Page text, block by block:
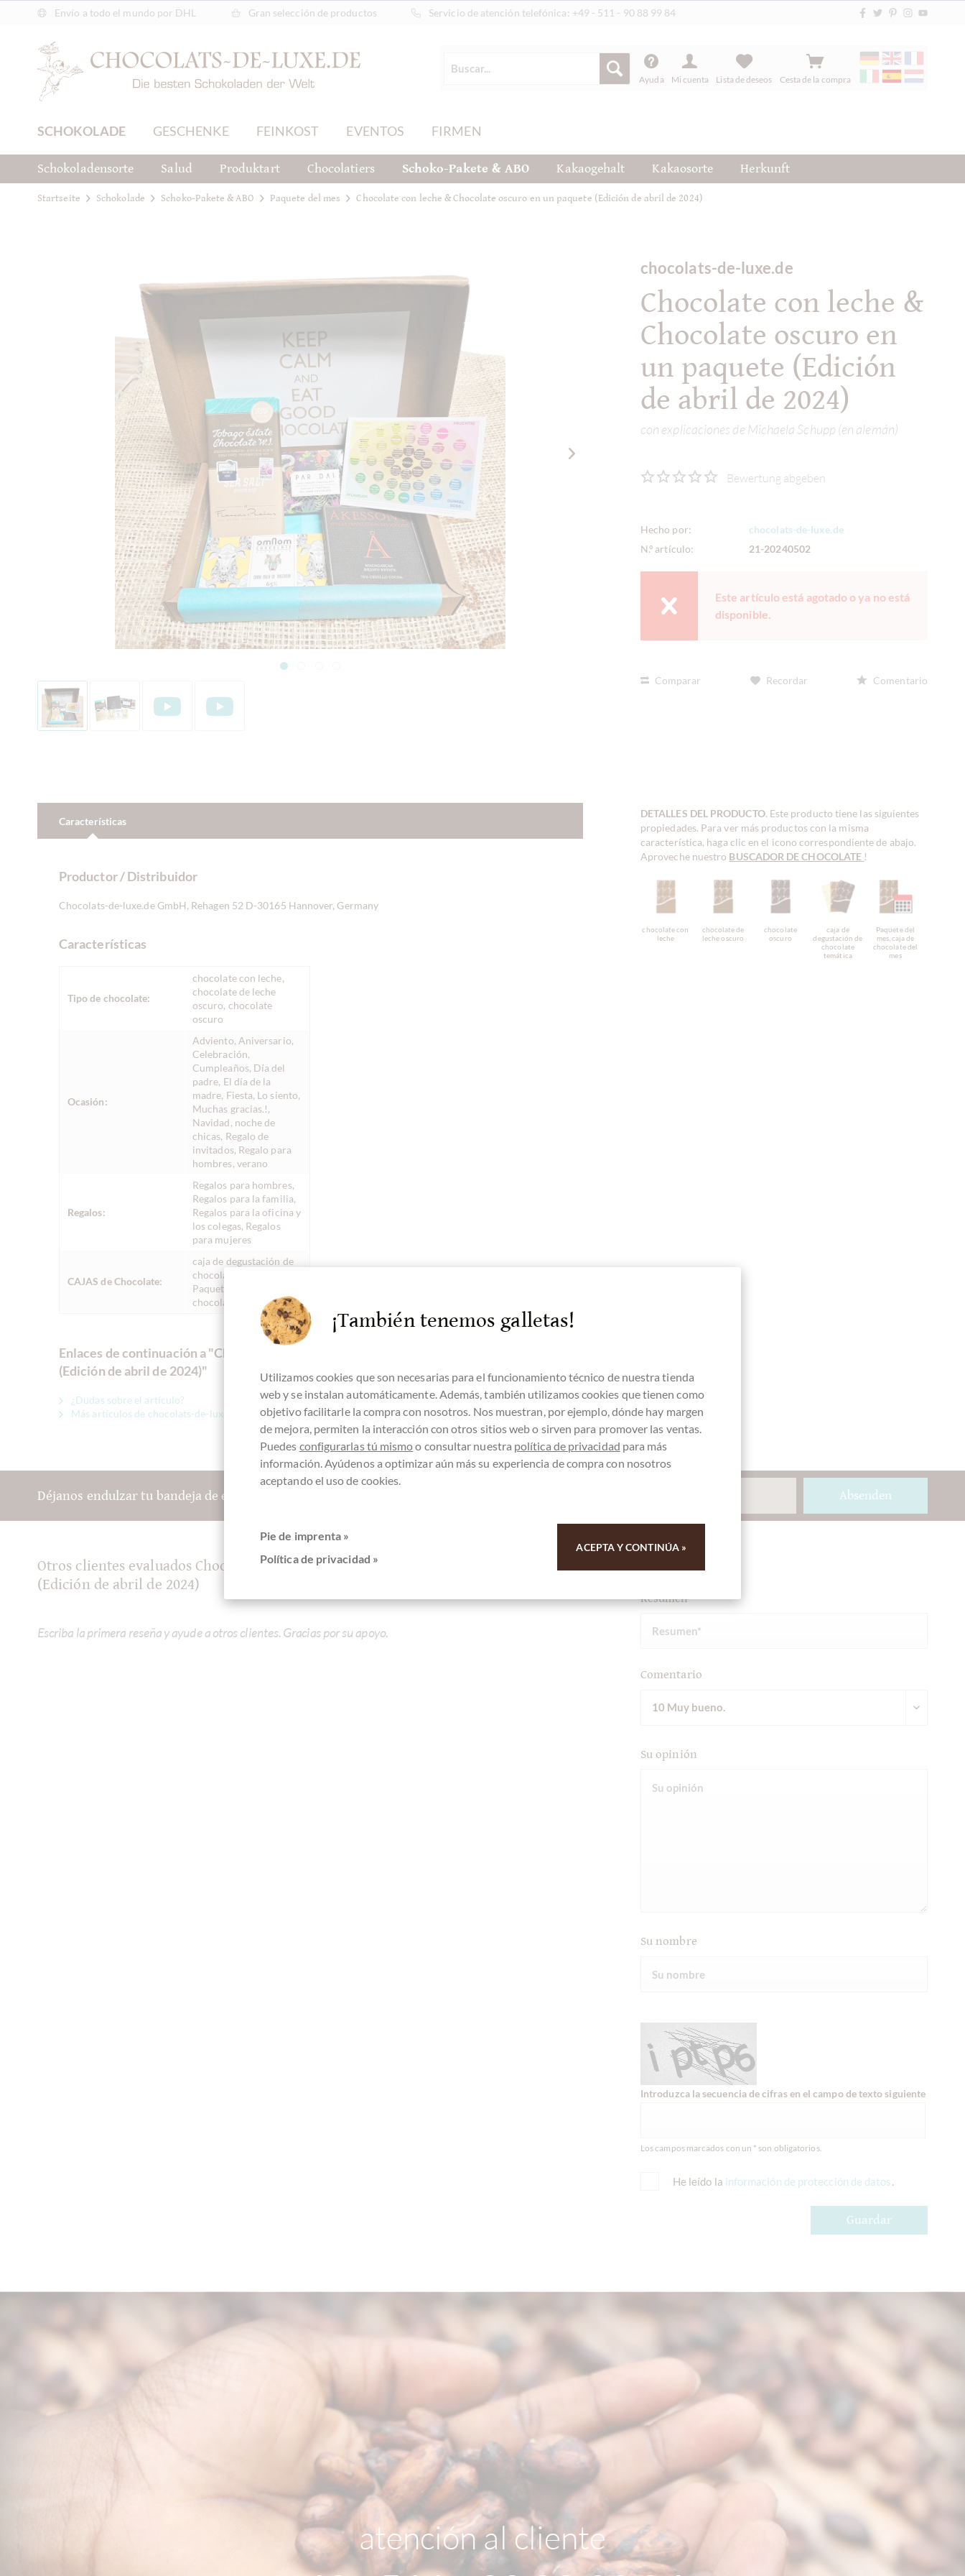
Envío a todo el mundo por DHL Gran selección de productos Servicio de atención telefónica: +49 - 511 - 90 88 99 84
Ayuda Mi cuenta Lista de deseos Cesta de la compra
SCHOKOLADE GESCHENKE FEINKOST EVENTOS FIRMEN
Schokoladensorte Salud Produktart Chocolatiers Schoko-Pakete & ABO Kakaogehalt Kakaosorte Herkunft
Startseite Schokolade Schoko-Pakete & ABO Paquete del mes Chocolate con leche & Chocolate oscuro en un paquete (Edición de abril de 2024)
chocolats-de-luxe.de
Chocolate con leche &
Chocolate oscuro en
un paquete (Edición
de abril de 2024)
con explicaciones de Michaela Schupp (en alemán)
Bewertung abgeben
Hecho por:
chocolats-de-luxe.de
N.º artículo:
21-20240502
Este artículo está agotado o ya no está
disponible.
Comparar Recordar Comentario
Características
Productor / Distribuidor
Chocolats-de-luxe.de GmbH, Rehagen 52 D-30165 Hannover, Germany
Características
Tipo de chocolate:
chocolate con leche,
chocolate de leche
oscuro, chocolate
oscuro
Ocasión:
Adviento, Aniversario,
Celebración,
Cumpleaños, Día del
padre, El día de la
madre, Fiesta, Lo siento,
Muchas gracias.!,
Navidad, noche de
chicas, Regalo de
invitados, Regalo para
hombres, verano
Regalos:
Regalos para hombres,
Regalos para la familia,
Regalos para la oficina y
los colegas, Regalos
para mujeres
CAJAS de Chocolate:
caja de degustación de
chocolate temática,
Paquete del mes, caja de
chocolate del mes
Enlaces de continuación a "Chocolate con leche & Chocolate oscuro en un paquete
(Edición de abril de 2024)"
¿Dudas sobre el artículo?
Más artículos de chocolats-de-luxe.de
DETALLES DEL PRODUCTO. Este producto tiene las siguientes
propiedades. Para ver más productos con la misma
característica, haga clic en el icono correspondiente de abajo.
Aproveche nuestro BUSCADOR DE CHOCOLATE !
chocolate con
leche
chocolate de
leche oscuro
chocolate
oscuro
caja de
degustación de
chocolate
temática
Paquete del
mes, caja de
chocolate del
mes
Déjanos endulzar tu bandeja de entrada: Absenden
Otros clientes evaluados Chocolate con leche & Chocolate oscuro en un paquete
(Edición de abril de 2024)
Escriba la primera reseña y ayude a otros clientes. Gracias por su apoyo.
Resumen
Comentario
Su opinión
Su nombre
Introduzca la secuencia de cifras en el campo de texto siguiente
Los campos marcados con un * son obligatorios.
He leído la información de protección de datos.
Guardar
atención al cliente
¡También tenemos galletas!
Utilizamos cookies que son necesarias para el funcionamiento técnico de nuestra tienda
web y se instalan automáticamente. Además, también utilizamos cookies que tienen como
objetivo facilitarle la compra con nosotros. Nos muestran, por ejemplo, dónde hay margen
de mejora, permiten la interacción con otros sitios web o sirven para promover las ventas.
Puedes configurarlas tú mismoo consultar nuestra política de privacidad para más
información. Ayúdenos a optimizar aún más su experiencia de compra con nosotros
aceptando el uso de cookies.
Pie de imprenta »
Política de privacidad »
ACEPTA Y CONTINÚA »